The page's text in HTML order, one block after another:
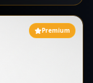
condimentos,
latinos
para restaurantes,
Premium